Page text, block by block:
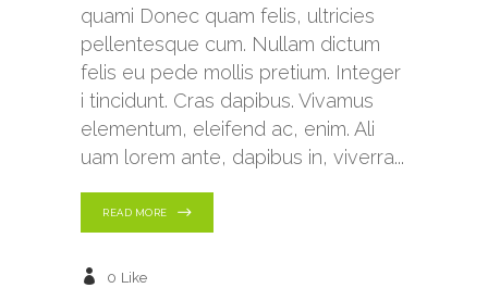
quami Donec quam felis, ultricies
pellentesque cum. Nullam dictum
felis eu pede mollis pretium. Integer
i tincidunt. Cras dapibus. Vivamus
elementum, eleifend ac, enim. Ali
uam lorem ante, dapibus in, viverra
READ MORE
0 Like